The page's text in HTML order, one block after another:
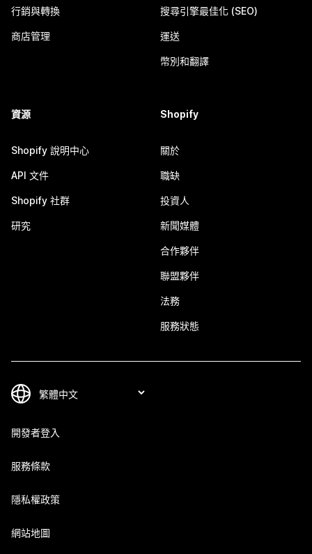
行銷與轉換
商店管理
搜尋引擎最佳化 (SEO)
運送
幣別和翻譯
資源
Shopify 說明中心
API 文件
Shopify 社群
研究
Shopify
關於
職缺
投資人
新聞媒體
合作夥伴
聯盟夥伴
法務
服務狀態
開發者登入
服務條款
隱私權政策
網站地圖